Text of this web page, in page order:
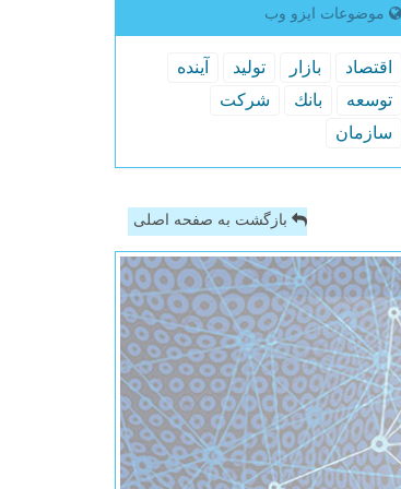
موضوعات ایزو وب
اقتصاد بازار تولید
آینده
توسعه
بانك
شركت
سازمان
بازگشت به صفحه اصلی